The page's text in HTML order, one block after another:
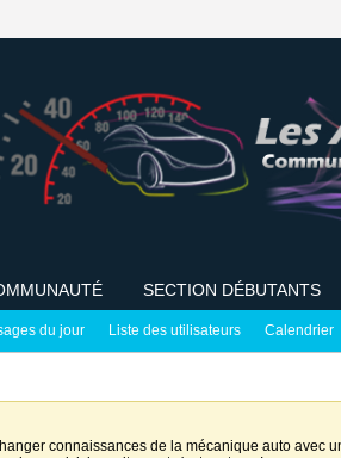
SECTION DÉBUTANTS
du jour Liste des utilisateurs Calendrier
connaissances de la mécanique auto avec